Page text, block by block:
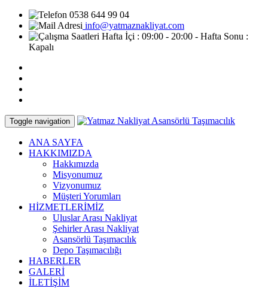
0538 644 99 04
info@yatmaznakliyat.com
Hafta İçi : 09:00 - 20:00 - Hafta Sonu :
Kapalı
Toggle navigation
ANA SAYFA
HAKKIMIZDA
Hakkımızda
Misyonumuz
Vizyonumuz
Müşteri Yorumları
HİZMETLERİMİZ
Uluslar Arası Nakliyat
Şehirler Arası Nakliyat
Asansörlü Taşımacılık
Depo Taşımacılığı
HABERLER
GALERİ
İLETİŞİM